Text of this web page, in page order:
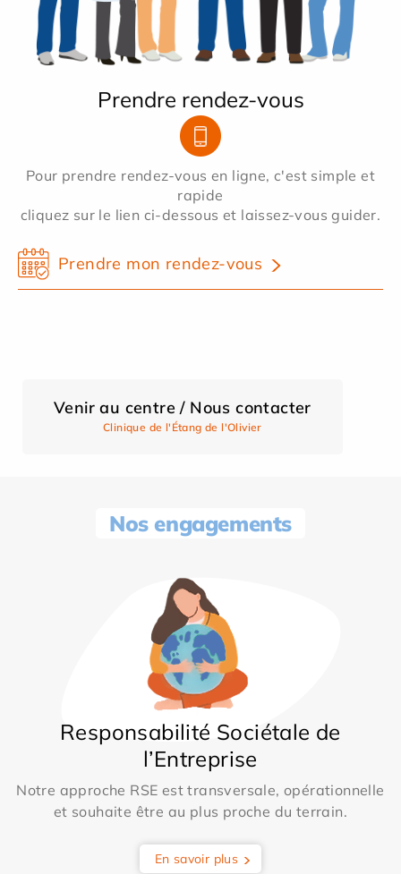
Prendre rendez-vous
Pour prendre rendez-vous en ligne, c'est simple et
rapide
cliquez sur le lien ci-dessous et laissez-vous guider.
Prendre mon rendez-vous
Venir au centre / Nous contacter
Clinique de l'Étang de l'Olivier
Nos engagements
Responsabilité Sociétale de
l’Entreprise
Notre approche RSE est transversale, opérationnelle
et souhaite être au plus proche du terrain.
En savoir plus